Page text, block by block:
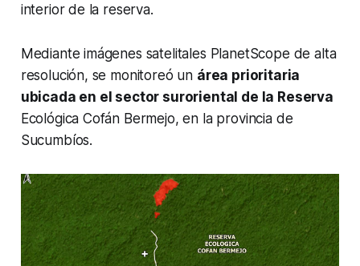
interior de la reserva.
Mediante imágenes satelitales PlanetScope de alta
resolución, se monitoreó un área prioritaria
ubicada en el sector suroriental de la Reserva
Ecológica Cofán Bermejo, en la provincia de
Sucumbíos.